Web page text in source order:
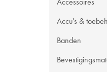
Accu's &
Banden